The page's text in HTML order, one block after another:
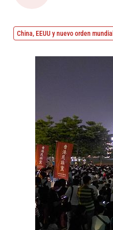
China, EEUU y nuevo orden mundial